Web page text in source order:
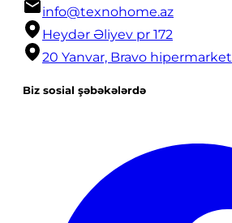
info@texnohome.az
Heydər Əliyev pr 172
20 Yanvar, Bravo hipermarket
Biz sosial şəbəkələrdə